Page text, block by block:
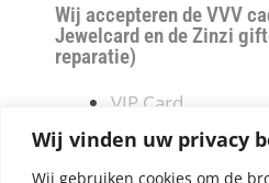
Wij vinden uw privacy
Wij gebruiken cookies om de
Wij accepteren de VVV
Jewelcard en de Zinzi
reparatie)
VIP Card
Retourneren
Betalen &